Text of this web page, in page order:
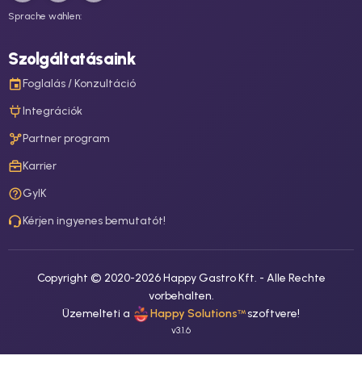
Sprache wählen:
Szolgáltatásaink
Foglalás / Konzultáció
Integrációk
Partner program
Karrier
GyIK
Kérjen ingyenes bemutatót!
Copyright © 2020-2026Happy Gastro Kft. - Alle Rechte
vorbehalten.
Üzemelteti a
Happy Solutions™ szoftvere!
v3.1.6